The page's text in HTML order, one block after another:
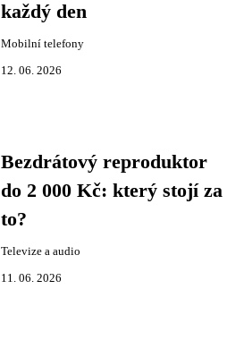
každý den
Mobilní telefony
12. 06. 2026
Bezdrátový reproduktor
do 2 000 Kč: který stojí za
to?
Televize a audio
11. 06. 2026